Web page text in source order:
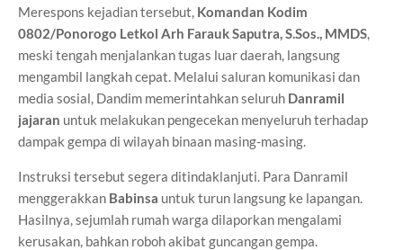
Merespons kejadian tersebut, Komandan Kodim
0802/Ponorogo Letkol Arh Farauk Saputra, S.Sos., MMDS,
meski tengah menjalankan tugas luar daerah, langsung
mengambil langkah cepat. Melalui saluran komunikasi dan
media sosial, Dandim memerintahkan seluruh Danramil
jajaran untuk melakukan pengecekan menyeluruh terhadap
dampak gempa di wilayah binaan masing-masing.
Instruksi tersebut segera ditindaklanjuti. Para Danramil
menggerakkan Babinsa untuk turun langsung ke lapangan.
Hasilnya, sejumlah rumah warga dilaporkan mengalami
kerusakan, bahkan roboh akibat guncangan gempa.